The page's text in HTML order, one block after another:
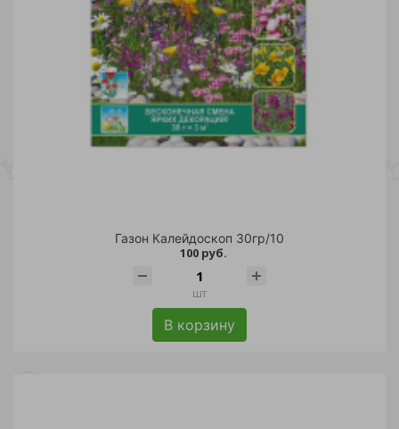
Газон Калейдоскоп 30гр/10
100 руб.
шт
В корзину